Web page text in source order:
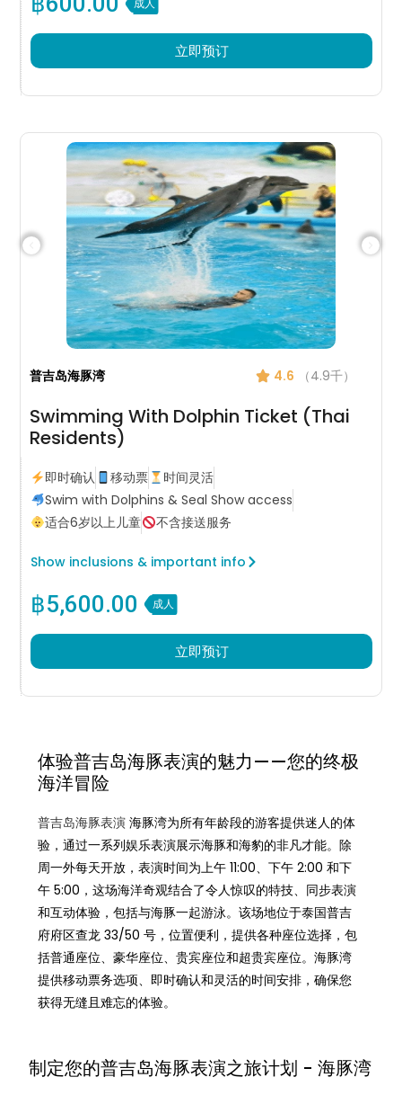
成人
立即预订
普吉岛海豚湾 4.6 （4.9千）
Swimming With Dolphin Ticket (Thai
Residents)
即时确认 移动票
时间灵活
Swim with Dolphins & Seal Show access
适合6岁以上儿童
不含接送服务
Show inclusions & important info
฿5,600.00 成人
立即预订
体验普吉岛海豚表演的魅力——您的终极
海洋冒险
普吉岛海豚表演 海豚湾为所有年龄段的游客提供迷人的体
验，通过一系列娱乐表演展示海豚和海豹的非凡才能。除
周一外每天开放，表演时间为上午 11:00、下午 2:00 和下
午 5:00，这场海洋奇观结合了令人惊叹的特技、同步表演
和互动体验，包括与海豚一起游泳。该场地位于泰国普吉
府府区查龙 33/50 号，位置便利，提供各种座位选择，包
括普通座位、豪华座位、贵宾座位和超贵宾座位。海豚湾
提供移动票务选项、即时确认和灵活的时间安排，确保您
获得无缝且难忘的体验。
制定您的普吉岛海豚表演之旅计划 - 海豚湾